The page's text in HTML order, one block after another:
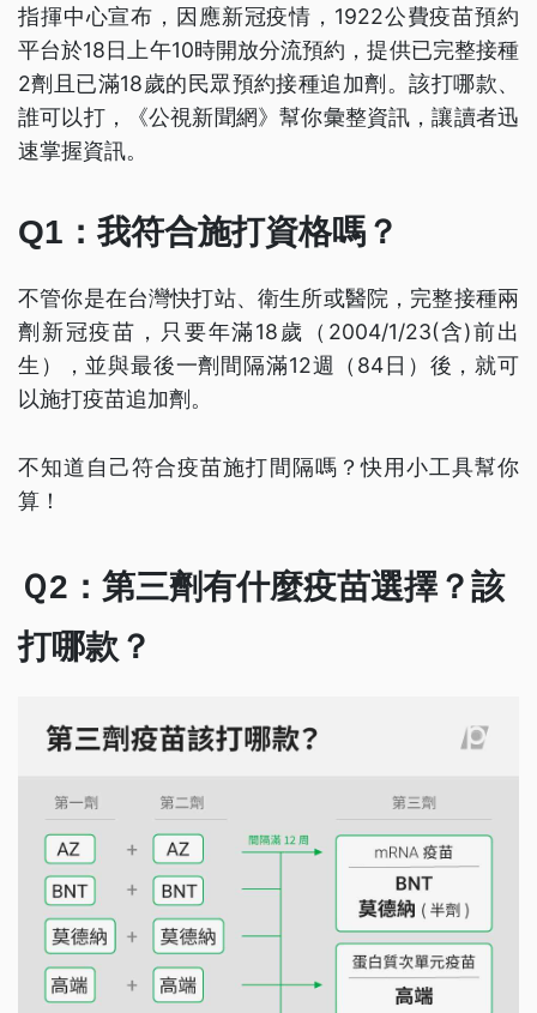
指揮中心宣布，因應新冠疫情，1922公費疫苗預約
平台於18日上午10時開放分流預約，提供已完整接種
2劑且已滿18歲的民眾預約接種追加劑。該打哪款、
誰可以打，《公視新聞網》幫你彙整資訊，讓讀者迅
速掌握資訊。
Q1：我符合施打資格嗎？
不管你是在台灣快打站、衛生所或醫院，完整接種兩
劑新冠疫苗，只要年滿18歲（2004/1/23(含)前出
生），並與最後一劑間隔滿12週（84日）後，就可
以施打疫苗追加劑。
不知道自己符合疫苗施打間隔嗎？快用小工具幫你
算！
Ｑ2：第三劑有什麼疫苗選擇？該
打哪款？